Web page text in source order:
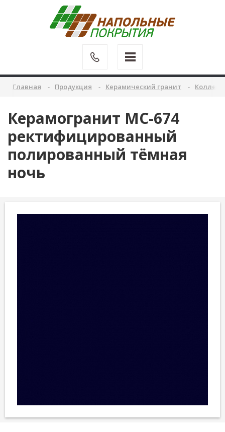
Главная Продукция Керамический гранит
Керамогранит MC-674
ректифицированный
полированный тёмная
ночь